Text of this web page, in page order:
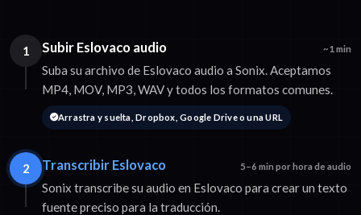
1 Subir Eslovaco audio ~1 min
Suba su archivo de Eslovaco audio a Sonix. Aceptamos
MP4, MOV, MP3, WAV y todos los formatos comunes.
Arrastra y suelta, Dropbox, Google Drive o una URL
2 Transcribir Eslovaco 5–6 min por hora de audio
Sonix transcribe su audio en Eslovaco para crear un texto
fuente preciso para la traducción.